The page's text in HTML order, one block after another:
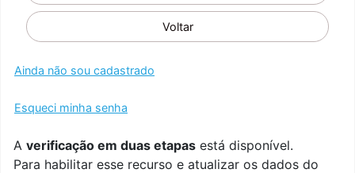
Voltar
Ainda não sou cadastrado
Esqueci minha senha
A verificação em duas etapas está disponível.
Para habilitar esse recurso e atualizar os dados do